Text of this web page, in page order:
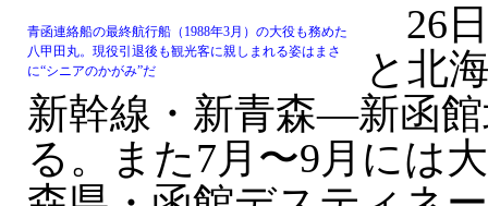
青函連絡船の最終航行船（1988年3月）の大役も務めた
八甲田丸。現役引退後も観光客に親しまれる姿はまさ
に“シニアのかがみ”だ
26
と北
新幹線・新青森—新函
る。また7月〜9月には